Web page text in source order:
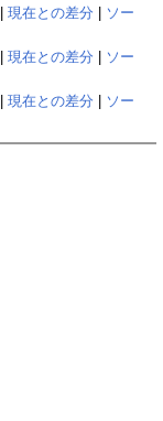
現在との差分
ソー
現在との差分
ソー
現在との差分
ソー